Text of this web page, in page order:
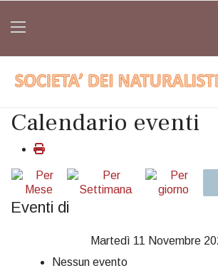
Calendario eventi
Eventi di
Martedì 11 Novembre
Nessun evento